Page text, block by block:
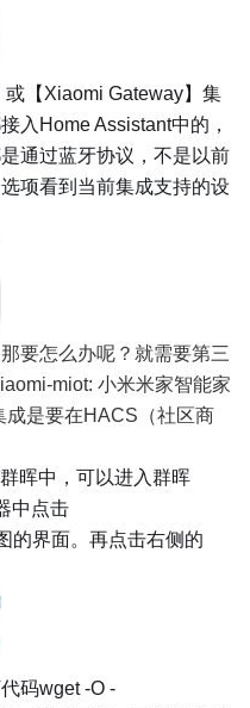
【Xiaomi Gateway】集
入Home Assistant中的，
通过蓝牙协议，不是以前
项看到当前集成支持的设
那要怎么办呢？就需要第三
miot: 小米米家智能家
成是要在HACS （社区商
晖中，可以进入群晖
中点击
的界面。再点击右侧的
码wget -O -